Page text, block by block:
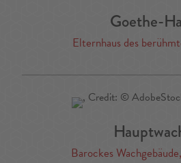
Goethe-
Elternhaus des
Barockes